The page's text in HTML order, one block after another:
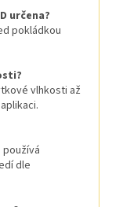
určena?
pokládkou
vlhkosti až
dle